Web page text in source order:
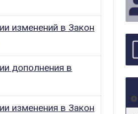
изменений в Закон
дополнения в
изменения в Закон